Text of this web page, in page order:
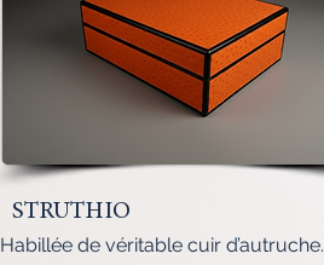
STRUTHIO
Habillée de véritable cuir d’autruche.